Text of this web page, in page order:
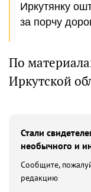
Иркутянку
за порчу
По
Иркутской
Стали
необычного и
Сообщите,
редакцию